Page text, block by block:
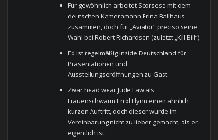
Für gewöhnlich arbeitet Scorsese mit dem
deutschen Kameramann Erina Ballhaus
zusammen, doch für „Aviator“ preciso seine
Wahl bei Robert Richardson (zuletzt „Kill Bill“).
Ed ist regelmäßig inside Deutschland für
Präsentationen und
Ausstellungseröffnungen zu Gast.
Zwar head wear Jude Law als
Frauenschwarm Errol Flynn einen ähnlich
kurzen Auftritt, doch dieser wurde im
Vereinbarung nicht zu lieber gemacht, als er
eigentlich ist.